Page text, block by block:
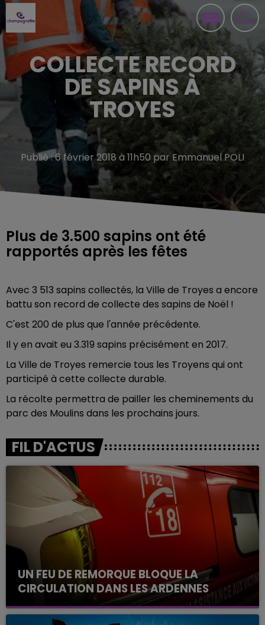
COLLECTE RECORD
DE SAPINS À
TROYES
Publié : 6 février 2018 à 11h50 par Emmanuel POLI
Plus de 3.500 sapins ont été
rapportés après les fêtes
Avec 3 513 sapins collectés, la Ville de Troyes a encore
battu son record de collecte des sapins de Noël !
C'est 200 de plus que l'année précédente.
Il y en avait eu 3.319 sapins précisément en 2017.
La Ville de Troyes remercie tous les Troyens qui ont
participé à cette collecte durable.
La récolte permettra de pailler les cheminements du
parc des Moulins dans les prochains jours.
FIL D'ACTUS
UN FEU DE REMORQUE BLOQUE LA
CIRCULATION DANS LES ARDENNES
Un feu de remorque s'est déclaré ce mercredi en
fin de matinée sur l'A34.